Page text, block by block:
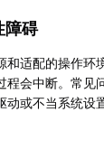
障碍
和适配的操作环
程会中断。常见
动或不当系统设